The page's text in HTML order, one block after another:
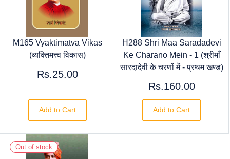
M165 Vyaktimatva Vikas
(व्यक्तिमत्त्व विकास)
Rs.25.00
Add to Cart
H288 Shri Maa Saradadevi
Ke Charano Mein - 1 (श्रीमाँ
सारदादेवी के चरणों में - प्रथम खण्ड)
Rs.160.00
Add to Cart
Out of stock